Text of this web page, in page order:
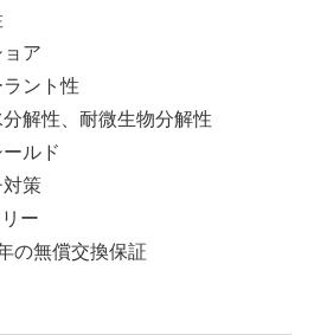
ア
ント性
解性、耐微生物分解性
ルド
策
ー
の無償交換保証